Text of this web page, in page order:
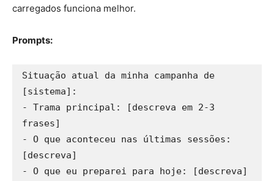
carregados funciona melhor.
Prompts:
Situação atual da minha campanha de
[sistema]:
- Trama principal: [descreva em 2-3
frases]
- O que aconteceu nas últimas sessões:
[descreva]
- O que eu preparei para hoje: [descreva]